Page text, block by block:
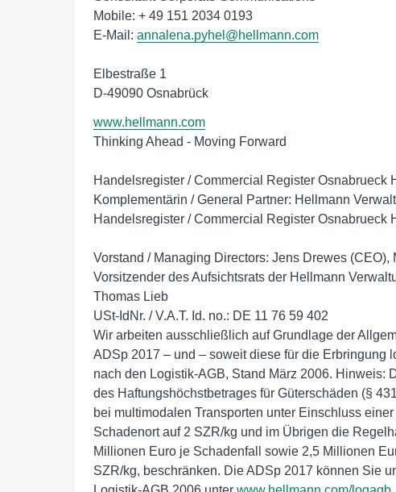
Mobile: + 49 151 2034 0193
E-Mail: annalena.pyhel@hellmann.com
Elbestraße 1
www.hellmann.com
Thinking Ahead - Moving Forward
Handelsregister / Commercial Register Osnabrueck
Komplementärin / General Partner: Hellmann
Handelsregister / Commercial Register Osnabrueck
Vorstand / Managing Directors: Jens Drewes
Vorsitzender des Aufsichtsrats der Hellmann
Thomas Lieb
USt-IdNr. / V.A.T. Id. no.: DE 11 76 59 402
Wir arbeiten ausschließlich auf Grundlage der
ADSp 2017 – und – soweit diese für die Erbringung
nach den Logistik-AGB, Stand März 2006. Hinweis:
des Haftungshöchstbetrages für Güterschäden (§
bei multimodalen Transporten unter Einschluss
Schadenort auf 2 SZR/kg und im Übrigen die
Millionen Euro je Schadenfall sowie 2,5 Millionen
SZR/kg, beschränken. Die ADSp 2017 können Sie